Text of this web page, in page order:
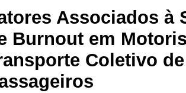
Associados à
Burnout em
Coletivo de